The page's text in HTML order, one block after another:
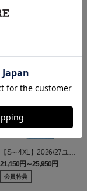
【S～4XL】2026/27ユニ
フォーム オーセンティッ
クモデル:FP1st
21,450円～25,950円
会員特典